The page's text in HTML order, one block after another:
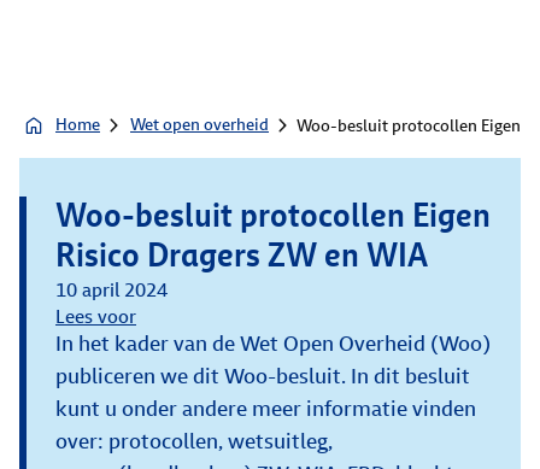
Home Wet open overheid Woo-besluit protocollen Eigen
Woo-besluit protocollen Eigen
Risico Dragers ZW en WIA
10 april 2024
Lees voor
In het kader van de Wet Open Overheid (Woo)
publiceren we dit Woo-besluit. In dit besluit
kunt u onder andere meer informatie vinden
over: protocollen, wetsuitleg,